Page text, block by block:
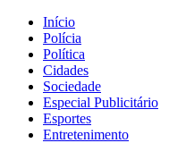
Início
Polícia
Política
Cidades
Sociedade
Especial Publicitário
Esportes
Entretenimento